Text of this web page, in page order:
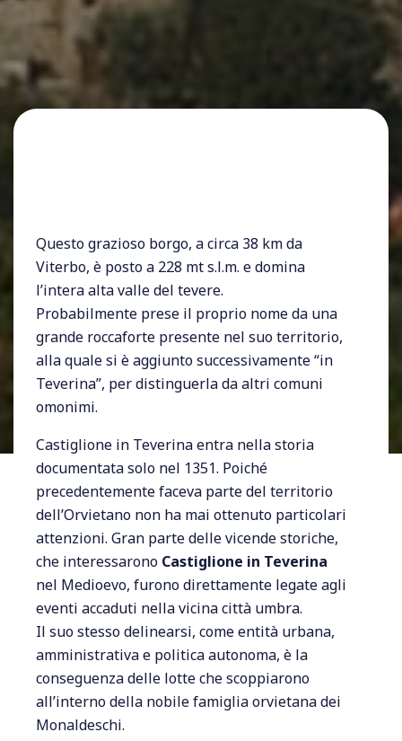
Questo grazioso borgo, a circa 38 km da
Viterbo, è posto a 228 mt s.l.m. e domina
l’intera alta valle del tevere.
Probabilmente prese il proprio nome da una
grande roccaforte presente nel suo territorio,
alla quale si è aggiunto successivamente “in
Teverina”, per distinguerla da altri comuni
omonimi.
Castiglione in Teverina entra nella storia
documentata solo nel 1351. Poiché
precedentemente faceva parte del territorio
dell’Orvietano non ha mai ottenuto particolari
attenzioni. Gran parte delle vicende storiche,
che interessarono Castiglione in Teverina
nel Medioevo, furono direttamente legate agli
eventi accaduti nella vicina città umbra.
Il suo stesso delinearsi, come entità urbana,
amministrativa e politica autonoma, è la
conseguenza delle lotte che scoppiarono
all’interno della nobile famiglia orvietana dei
Monaldeschi.